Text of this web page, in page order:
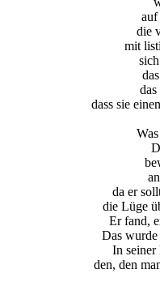
auf
die
mit
dass sie
da er
die Lüge
Er fand,
Das wurde
In seiner
den, den